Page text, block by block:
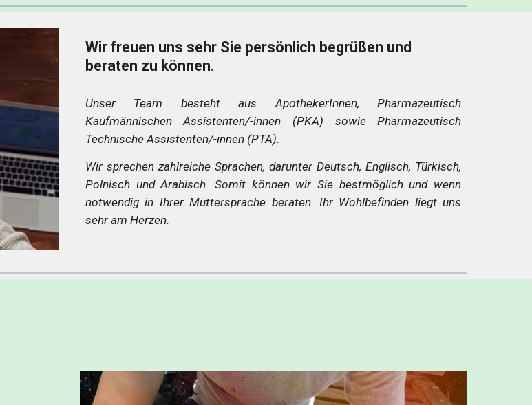
Wir freuen uns sehr Sie persönlich begrüßen und
beraten zu können.
Unser Team besteht aus ApothekerInnen, Pharmazeutisch
Kaufmännischen Assistenten/-innen (PKA) sowie Pharmazeutisch
Technische Assistenten/-innen (PTA).
Wir sprechen zahlreiche Sprachen, darunter Deutsch, Englisch, Türkisch,
Polnisch und Arabisch. Somit können wir Sie bestmöglich und wenn
notwendig in Ihrer Muttersprache beraten. Ihr Wohlbefinden liegt uns
sehr am Herzen.